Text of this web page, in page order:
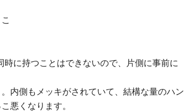
に持つことはできないので、片側に事前に
内側もメッキがされていて、結構な量のハン
悪くなります。